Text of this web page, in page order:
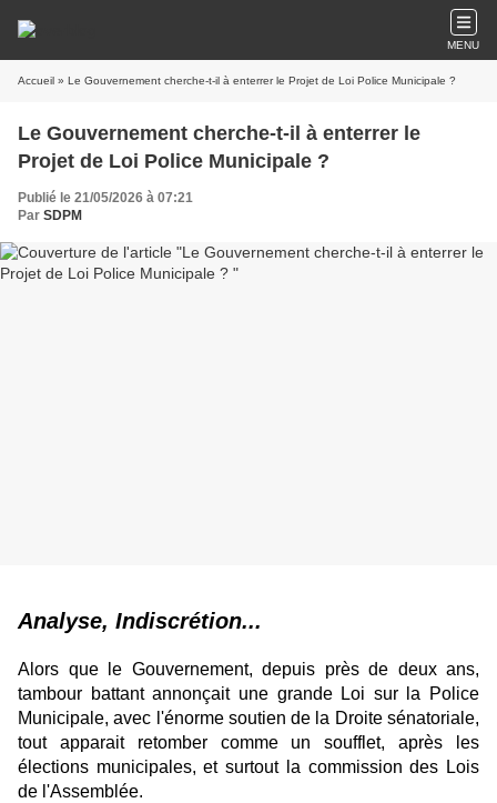
MENU
Accueil » Le Gouvernement cherche-t-il à enterrer le Projet de Loi Police Municipale ?
Le Gouvernement cherche-t-il à enterrer le
Projet de Loi Police Municipale ?
Publié le 21/05/2026 à 07:21
Par SDPM
Analyse, Indiscrétion...
Alors que le Gouvernement, depuis près de deux ans,
tambour battant annonçait une grande Loi sur la Police
Municipale, avec l'énorme soutien de la Droite sénatoriale,
tout apparait retomber comme un soufflet, après les
élections municipales, et surtout la commission des Lois
de l'Assemblée.